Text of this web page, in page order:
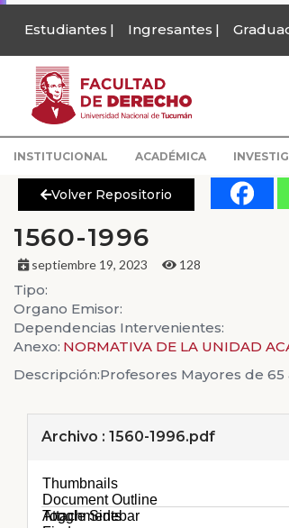
Estudiantes Ingresantes
INSTITUCIONAL ACADÉMICA
Volver Repositorio
1560-1996
septiembre 19, 2023 128
Tipo:
Organo Emisor:
Dependencias Intervenientes:
Anexo: NORMATIVA DE LA UNIDAD
Descripción:Profesores Mayores de
Archivo : 1560-1996.pdf